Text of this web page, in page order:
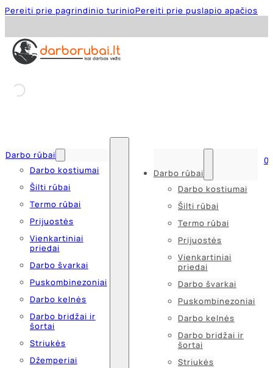
Pereiti prie pagrindinio turinioPereiti prie puslapio apačios
Darbo rūbai
Darbo kostiumai
Šilti rūbai
Termo rūbai
Prijuostės
Vienkartiniai
priedai
Darbo švarkai
Puskombinezoniai
Darbo kelnės
Darbo bridžai ir
šortai
Striukės
Džemperiai
Darbo rūbai
Darbo kostiumai
Šilti rūbai
Termo rūbai
Prijuostės
Vienkartiniai
priedai
Darbo švarkai
Puskombinezoniai
Darbo kelnės
Darbo bridžai ir
šortai
Striukės
0